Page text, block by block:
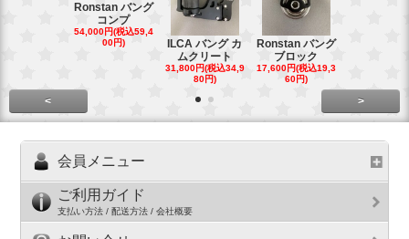
Ronstan バング
コンプ
54,000円(税込59,4
00円)
ILCA バング カ
ムクリート
31,800円(税込34,9
80円)
Ronstan バング
ブロック
17,600円(税込19,3
60円)
< >
会員メニュー
ご利用ガイド
支払い方法 / 配送方法 / 会社概要